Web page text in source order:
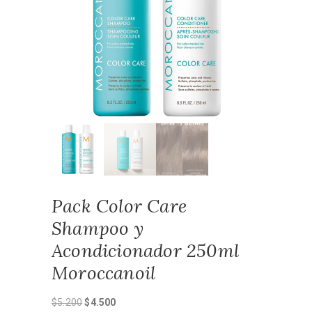
Pack Color Care
Shampoo y
Acondicionador 250ml
Moroccanoil
$5.200El
$4.500El